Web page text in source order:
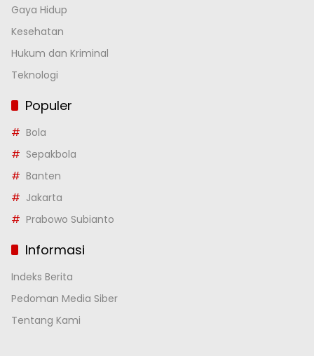
Gaya Hidup
Kesehatan
Hukum dan Kriminal
Teknologi
Populer
Bola
Sepakbola
Banten
Jakarta
Prabowo Subianto
Informasi
Indeks Berita
Pedoman Media Siber
Tentang Kami